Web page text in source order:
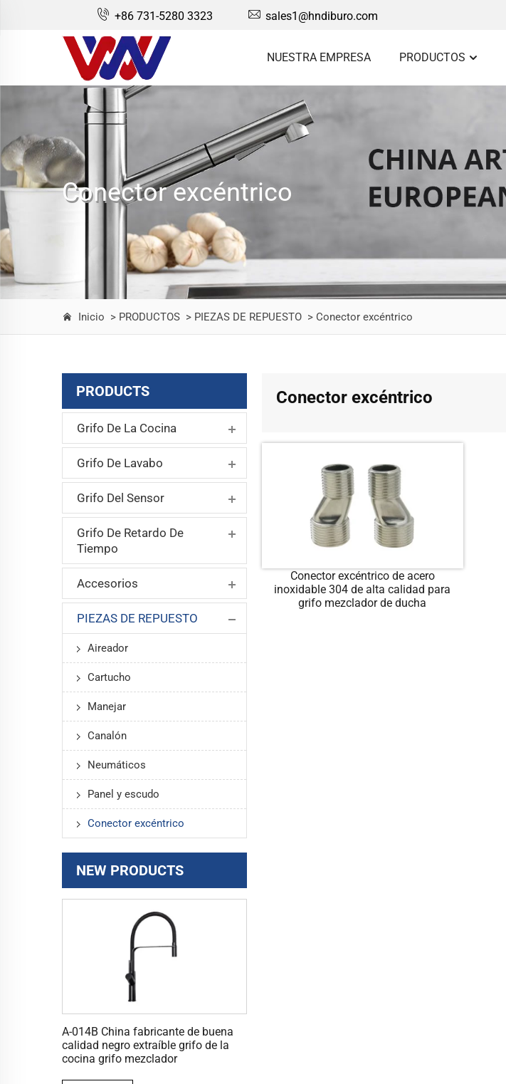
+86 731-5280 3323 sales1@hndiburo.com
NUESTRA EMPRESA PRODUCTOS
Conector excéntrico
Inicio > PRODUCTOS > PIEZAS DE REPUESTO > Conector excéntrico
PRODUCTS
Grifo De La Cocina
Grifo De Lavabo
Grifo Del Sensor
Grifo De Retardo De
Tiempo
Accesorios
PIEZAS DE REPUESTO
Aireador
Cartucho
Manejar
Canalón
Neumáticos
Panel y escudo
Conector excéntrico
NEW PRODUCTS
A-014B China fabricante de buena
calidad negro extraíble grifo de la
cocina grifo mezclador
Conector excéntrico
Conector excéntrico de acero
inoxidable 304 de alta calidad para
grifo mezclador de ducha